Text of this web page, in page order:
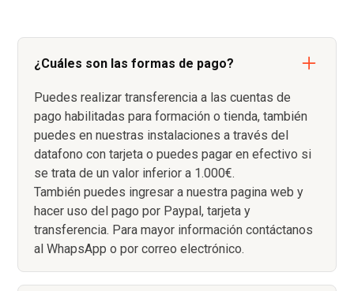
¿Cuáles son las formas de pago?
Puedes realizar transferencia a las cuentas de
pago habilitadas para formación o tienda, también
puedes en nuestras instalaciones a través del
datafono con tarjeta o puedes pagar en efectivo si
se trata de un valor inferior a 1.000€.
También puedes ingresar a nuestra pagina web y
hacer uso del pago por Paypal, tarjeta y
transferencia. Para mayor información contáctanos
al WhapsApp o por correo electrónico.